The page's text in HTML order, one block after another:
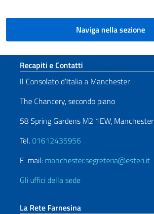
Naviga nella sezione
Sezione footer
Recapiti e Contatti
Il Consolato d’Italia a Manchester
The Chancery, secondo piano
58 Spring Gardens M2 1EW, Manchester
Tel.01612435956
E-mail: manchester.segreteria@esteri.it
Gli uffici della sede
La Rete Farnesina